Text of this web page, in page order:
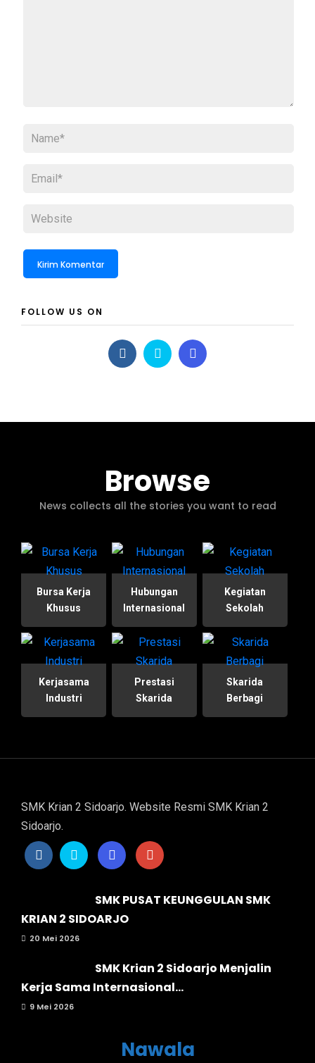
FOLLOW US ON
Browse
News collects all the stories you want to read
Bursa Kerja
Khusus
Hubungan
Internasional
Kegiatan
Sekolah
Kerjasama
Industri
Prestasi
Skarida
Skarida
Berbagi
SMK Krian 2 Sidoarjo. Website Resmi SMK Krian 2
Sidoarjo.
SMK PUSAT KEUNGGULAN SMK
KRIAN 2 SIDOARJO
20 Mei 2026
SMK Krian 2 Sidoarjo Menjalin
Kerja Sama Internasional...
9 Mei 2026
Nawala